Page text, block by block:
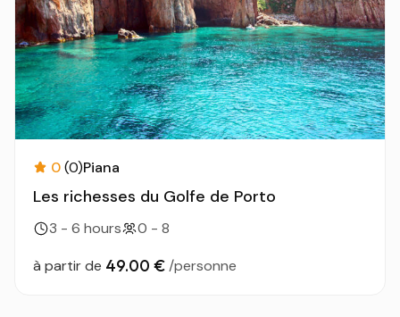
0(0)Piana
Les richesses du Golfe de Porto
3 - 6 hours
0 - 8
à partir de 49.00 € /personne